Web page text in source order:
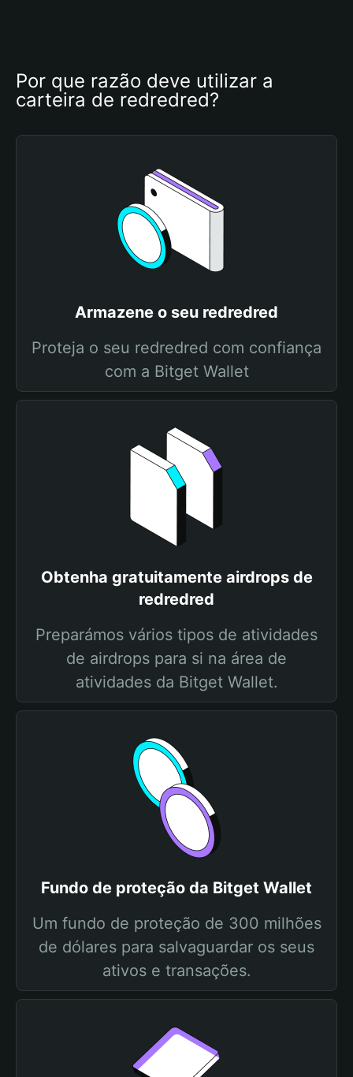
Por que razão deve utilizar a
carteira de redredred?
Armazene o seu redredred
Proteja o seu redredred com confiança
com a Bitget Wallet
Obtenha gratuitamente airdrops de
redredred
Preparámos vários tipos de atividades
de airdrops para si na área de
atividades da Bitget Wallet.
Fundo de proteção da Bitget Wallet
Um fundo de proteção de 300 milhões
de dólares para salvaguardar os seus
ativos e transações.